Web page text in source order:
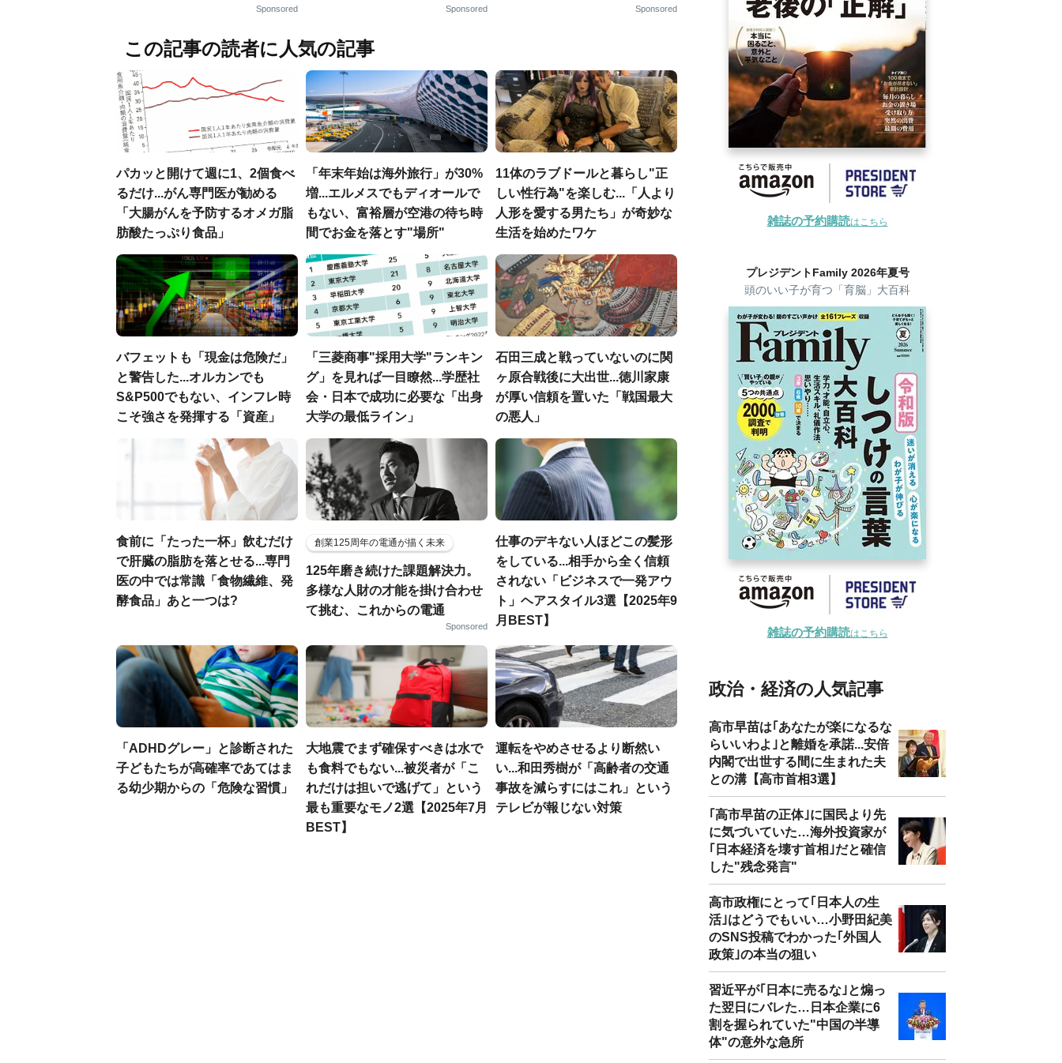
Sponsored Sponsored Sponsored
この記事の読者に人気の記事
パカッと開けて週に1、2個食べ
るだけ...がん専門医が勧める
「大腸がんを予防するオメガ脂
肪酸たっぷり食品」
「年末年始は海外旅行」が30%
増...エルメスでもディオールで
もない、富裕層が空港の待ち時
間でお金を落とす"場所"
11体のラブドールと暮らし"正
しい性行為"を楽しむ...「人より
人形を愛する男たち」が奇妙な
生活を始めたワケ
バフェットも「現金は危険だ」
と警告した...オルカンでも
S&P500でもない、インフレ時
こそ強さを発揮する「資産」
「三菱商事"採用大学"ランキン
グ」を見れば一目瞭然...学歴社
会・日本で成功に必要な「出身
大学の最低ライン」
石田三成と戦っていないのに関
ヶ原合戦後に大出世...徳川家康
が厚い信頼を置いた「戦国最大
の悪人」
食前に「たった一杯」飲むだけ
で肝臓の脂肪を落とせる...専門
医の中では常識「食物繊維、発
酵食品」あと一つは?
創業125周年の電通が描く未来
125年磨き続けた課題解決力。
多様な人財の才能を掛け合わせ
て挑む、これからの電通
Sponsored
仕事のデキない人ほどこの髪形
をしている...相手から全く信頼
されない「ビジネスで一発アウ
ト」ヘアスタイル3選【2025年9
月BEST】
「ADHDグレー」と診断された
子どもたちが高確率であてはま
る幼少期からの「危険な習慣」
大地震でまず確保すべきは水で
も食料でもない...被災者が「こ
れだけは担いで逃げて」という
最も重要なモノ2選【2025年7月
BEST】
運転をやめさせるより断然い
い...和田秀樹が「高齢者の交通
事故を減らすにはこれ」という
テレビが報じない対策
雑誌の予約購読はこちら
プレジデントFamily 2026年夏号
頭のいい子が育つ「育脳」大百科
雑誌の予約購読はこちら
政治・経済の人気記事
高市早苗は｢あなたが楽になるな
らいいわよ｣と離婚を承諾...安倍
内閣で出世する間に生まれた夫
との溝【高市首相3選】
｢高市早苗の正体｣に国民より先
に気づいていた…海外投資家が
｢日本経済を壊す首相｣だと確信
した"残念発言"
高市政権にとって｢日本人の生
活｣はどうでもいい…小野田紀美
のSNS投稿でわかった｢外国人
政策｣の本当の狙い
習近平が｢日本に売るな｣と煽っ
た翌日にバレた…日本企業に6
割を握られていた"中国の半導
体"の意外な急所